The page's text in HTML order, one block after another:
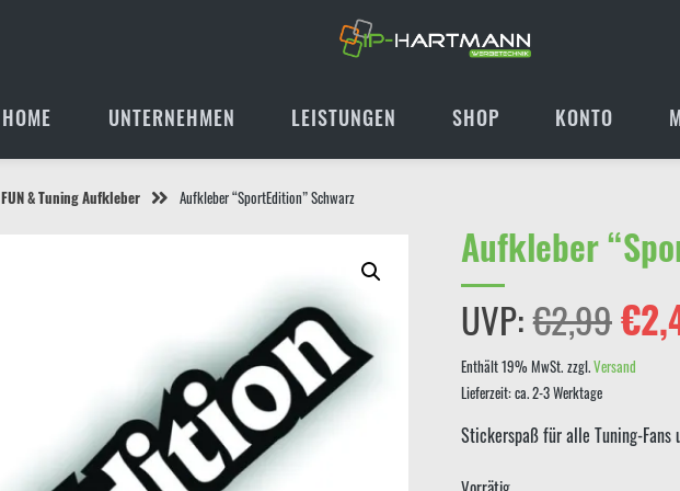
HOME UNTERNEHMEN LEISTUNGEN SHOP KONTO
FUN & Tuning Aufkleber Aufkleber “SportEdition” Schwarz
Aufkleber
UVP:€2,99
Preis
war:
€
Enthält 19% MwSt. zzgl.Versand
Lieferzeit: ca. 2-3 Werktage
Stickerspaß für alle Tuning-Fans